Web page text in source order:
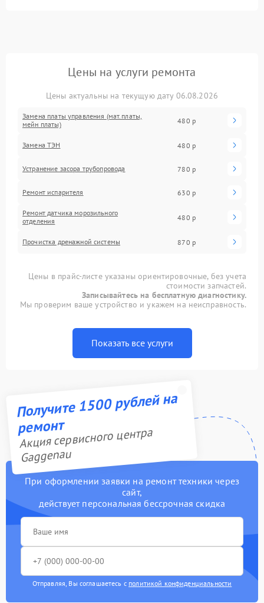
Цены на услуги ремонта
Цены актуальны на текущую дату 06.08.2026
Замена платы управления (мат.платы,
мейн платы)
480 р
Замена ТЭН 480 р
Устранение засора трубопровода 780 р
Ремонт испарителя 630 р
Ремонт датчика морозильного
отделения
480 р
Прочистка дренажной системы 870 р
Цены в прайс-листе указаны ориентировочные, без учета
стоимости запчастей.
Записывайтесь на бесплатную диагностику.
Мы проверим ваше устройство и укажем на неисправность.
Показать все услуги
Получите 1500 рублей на
ремонт
Акция сервисного центра
Gaggenau
При оформлении заявки на ремонт техники через
сайт,
действует персональная бессрочная скидка
Отправляя, Вы соглашаетесь с политикой конфиденциальности